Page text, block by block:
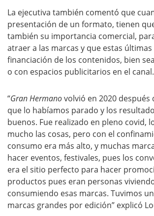
La ejecutiva también comentó que
presentación de un formato, tienen
también su importancia comercial,
atraer a las marcas y que estas
financiación de los contenidos, bien
o con espacios publicitarios en el canal.
“Gran Hermanovolvió en 2020 después
que lo habíamos parado y los
buenos. Fue realizado en pleno covid,
mucho las cosas, pero con el
consumo era más alto, y muchas
hacer eventos, festivales, pues los
era el sitio perfecto para hacer
productos pues eran personas
consumiendo esas marcas. Tuvimos
marcas grandes por edición” explicó